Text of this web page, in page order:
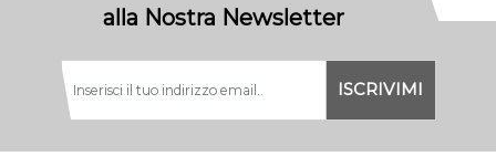
alla Nostra Newsletter